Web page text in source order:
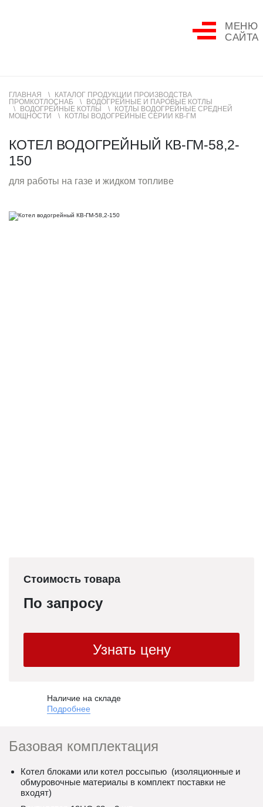
МЕНЮ
САЙТА
ГЛАВНАЯ
КАТАЛОГ ПРОДУКЦИИ ПРОИЗВОДСТВА
ПРОМКОТЛОСНАБ
ВОДОГРЕЙНЫЕ И ПАРОВЫЕ КОТЛЫ
ВОДОГРЕЙНЫЕ КОТЛЫ
КОТЛЫ ВОДОГРЕЙНЫЕ СРЕДНЕЙ
МОЩНОСТИ
КОТЛЫ ВОДОГРЕЙНЫЕ СЕРИИ КВ-ГМ
КОТЕЛ ВОДОГРЕЙНЫЙ КВ-ГМ-58,2-
150
для работы на газе и жидком топливе
Стоимость товара
По запросу
Узнать цену
Наличие на складе
Подробнее
Базовая комплектация
Котел блоками или котел россыпью (изоляционные и
обмуровочные материалы в комплект поставки не
входят)